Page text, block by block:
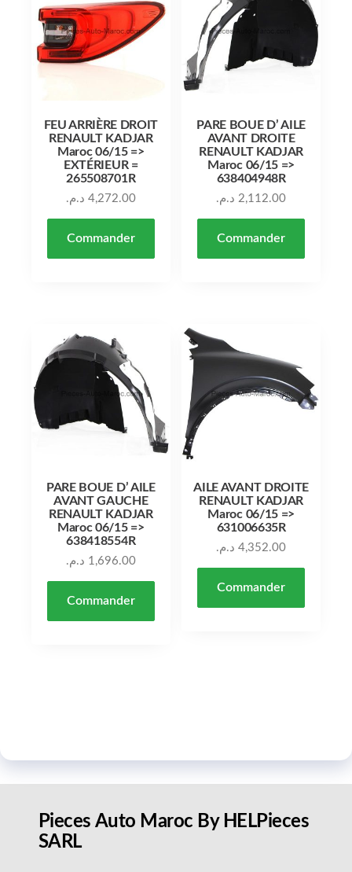
FEU ARRIÈRE DROIT
RENAULT KADJAR
Maroc 06/15 =>
EXTÉRIEUR =
265508701R
4,272.00 د.م.
Commander
PARE BOUE D’ AILE
AVANT DROITE
RENAULT KADJAR
Maroc 06/15 =>
638404948R
2,112.00 د.م.
Commander
PARE BOUE D’ AILE
AVANT GAUCHE
RENAULT KADJAR
Maroc 06/15 =>
638418554R
1,696.00 د.م.
Commander
AILE AVANT DROITE
RENAULT KADJAR
Maroc 06/15 =>
631006635R
4,352.00 د.م.
Commander
Pieces Auto Maroc By HELPieces
SARL